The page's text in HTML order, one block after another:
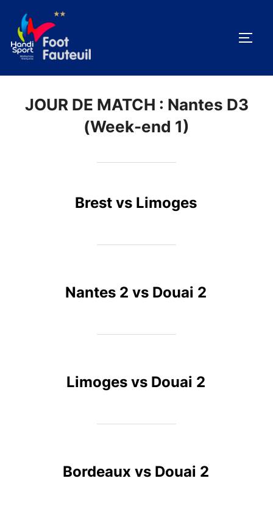
contenu
JOUR DE MATCH : Nantes D3
(Week-end 1)
Brest vs Limoges
Nantes 2 vs Douai 2
Limoges vs Douai 2
Bordeaux vs Douai 2